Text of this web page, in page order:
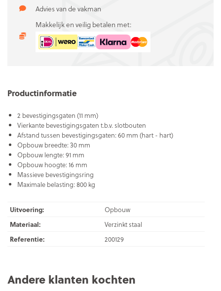
Advies van de vakman
Makkelijk en veilig betalen met:
Productinformatie
2 bevestigingsgaten (11 mm)
Vierkante bevestigingsgaten t.b.v. slotbouten
Afstand tussen bevestigingsgaten: 60 mm (hart - hart)
Opbouw breedte: 30 mm
Opbouw lengte: 91 mm
Opbouw hoogte: 16 mm
Massieve bevestigingsring
Maximale belasting: 800 kg
Uitvoering:
Opbouw
Materiaal:
Verzinkt staal
Referentie:
200129
Andere klanten kochten